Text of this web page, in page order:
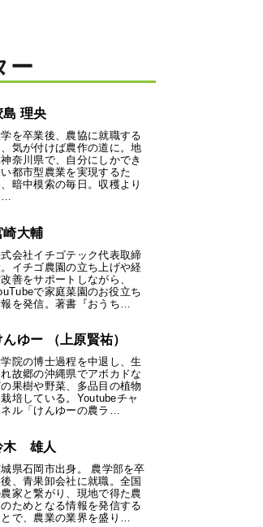
ー
島 理央
を卒業後、農協に就職する
、気が付けば農作の道に。地
奈川県で、自分にしかでき
都市型農業を実現するた
暗中模索の毎日。収穫より
…
崎大輔
会社イチゴテック代表取締
イチゴ農園の立ち上げや経
善をサポートしながら、
で家庭菜園のお役立ち
を発信。著書『おうち…
んゆー （上原賢祐）
院の博士過程を中退し、生
れ故郷の沖縄県でアボカドな
の果樹や野菜、多品目の植物
培している。Youtubeチャ
ネル「けんゆーの農ラ…
木 雄人
県石岡市出身。 農学部を卒
、青果卸会社に就職。全国
家と繋がり、現地で得た農
ためとなる情報を発信する
とで、農業の業界を盛り…